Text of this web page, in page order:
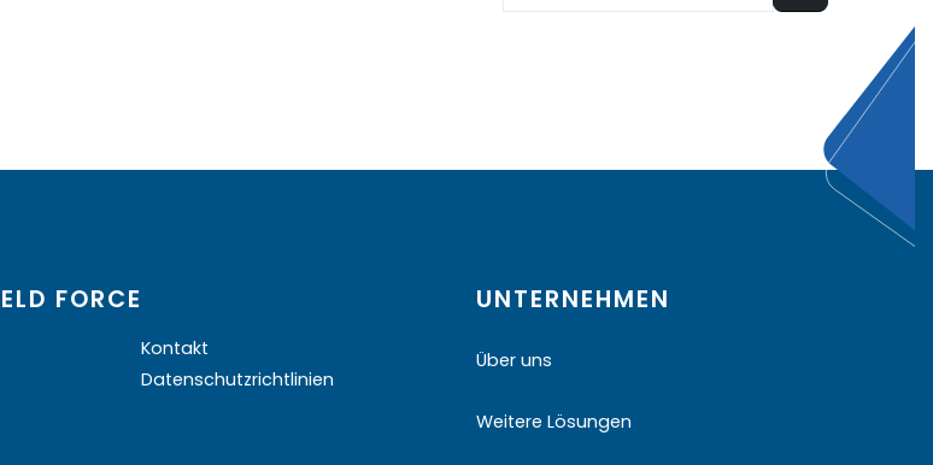
FORCE
Kontakt
Datenschutzrichtlinien
UNTERNEHMEN
Über uns
Weitere Lösungen